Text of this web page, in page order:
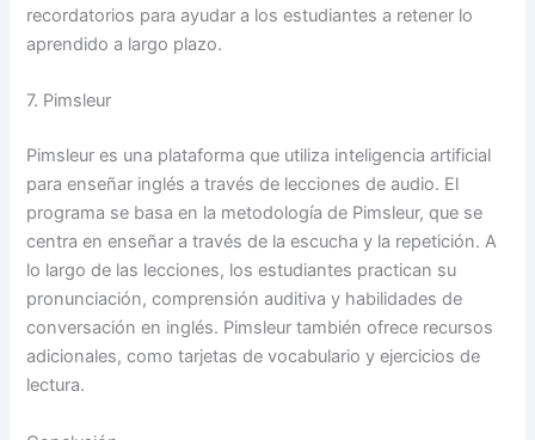
recordatorios para ayudar a los estudiantes a retener lo
aprendido a largo plazo.
7. Pimsleur
Pimsleur es una plataforma que utiliza inteligencia artificial
para enseñar inglés a través de lecciones de audio. El
programa se basa en la metodología de Pimsleur, que se
centra en enseñar a través de la escucha y la repetición. A
lo largo de las lecciones, los estudiantes practican su
pronunciación, comprensión auditiva y habilidades de
conversación en inglés. Pimsleur también ofrece recursos
adicionales, como tarjetas de vocabulario y ejercicios de
lectura.